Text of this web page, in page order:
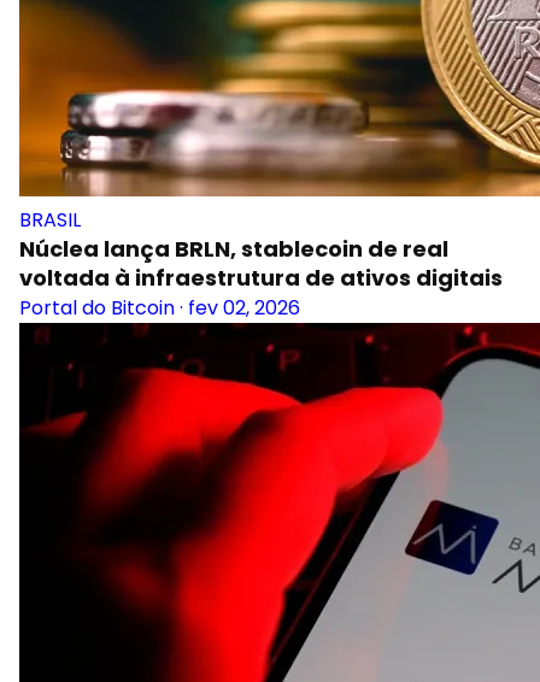
BRASIL
Núclea lança BRLN, stablecoin de real
voltada à infraestrutura de ativos digitais
Portal do Bitcoin· fev 02, 2026